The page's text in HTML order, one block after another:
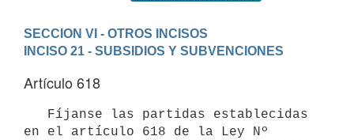
SECCION VI - OTROS INCISOS
INCISO 21 - SUBSIDIOS Y SUBVENCIONES
Artículo 618
en el artículo 618 de la Ley Nº